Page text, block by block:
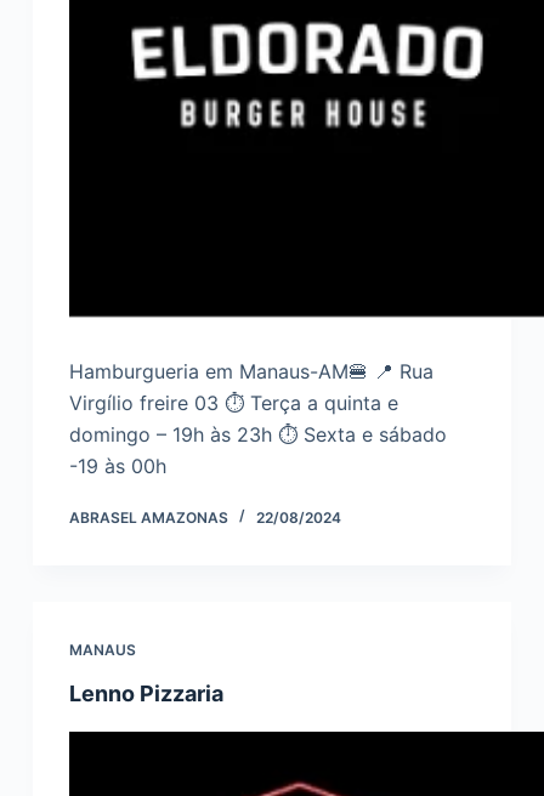
Hamburgueria em Manaus-AM🍔 📍 Rua
Virgílio freire 03 ⏱️ Terça a quinta e
domingo – 19h às 23h ⏱️ Sexta e sábado
-19 às 00h
ABRASEL AMAZONAS 22/08/2024
MANAUS
Lenno Pizzaria
Palavra do presidente